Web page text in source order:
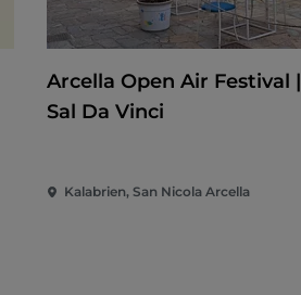
Arcella Open Air Festival |
Sal Da Vinci
Kalabrien, San Nicola Arcella